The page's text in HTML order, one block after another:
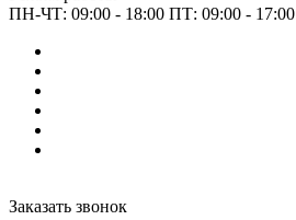
ПН-ЧТ: 09:00 - 18:00 ПТ: 09:00 - 17:00
Заказать звонок